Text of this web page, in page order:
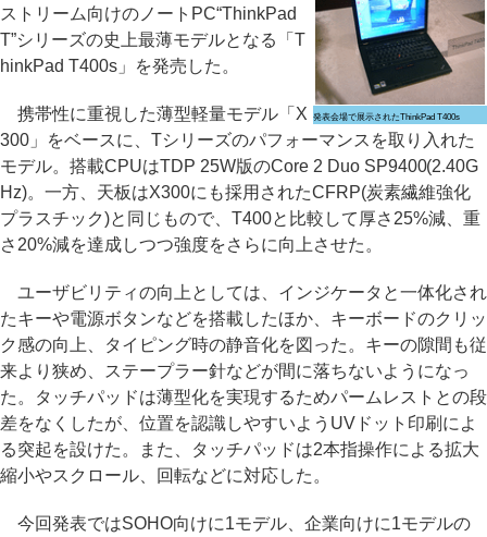
発表会場で展示されたThinkPad T400s
ストリーム向けのノートPC“ThinkPad
T”シリーズの史上最薄モデルとなる「T
hinkPad T400s」を発売した。
携帯性に重視した薄型軽量モデル「X
300」をベースに、Tシリーズのパフォーマンスを取り入れた
モデル。搭載CPUはTDP 25W版のCore 2 Duo SP9400(2.40G
Hz)。一方、天板はX300にも採用されたCFRP(炭素繊維強化
プラスチック)と同じもので、T400と比較して厚さ25%減、重
さ20%減を達成しつつ強度をさらに向上させた。
ユーザビリティの向上としては、インジケータと一体化され
たキーや電源ボタンなどを搭載したほか、キーボードのクリッ
ク感の向上、タイピング時の静音化を図った。キーの隙間も従
来より狭め、ステープラー針などが間に落ちないようになっ
た。タッチパッドは薄型化を実現するためパームレストとの段
差をなくしたが、位置を認識しやすいようUVドット印刷によ
る突起を設けた。また、タッチパッドは2本指操作による拡大
縮小やスクロール、回転などに対応した。
今回発表ではSOHO向けに1モデル、企業向けに1モデルの